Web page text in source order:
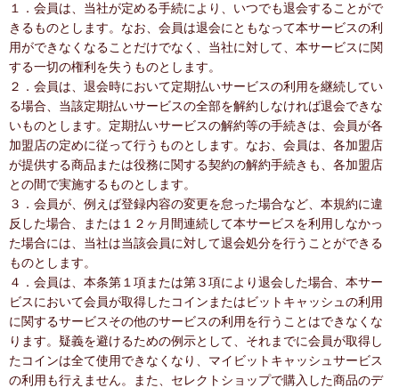
１．会員は、当社が定める手続により、いつでも退会することがで
きるものとします。なお、会員は退会にともなって本サービスの利
用ができなくなることだけでなく、当社に対して、本サービスに関
する一切の権利を失うものとします。
２．会員は、退会時において定期払いサービスの利用を継続してい
る場合、当該定期払いサービスの全部を解約しなければ退会できな
いものとします。定期払いサービスの解約等の手続きは、会員が各
加盟店の定めに従って行うものとします。なお、会員は、各加盟店
が提供する商品または役務に関する契約の解約手続きも、各加盟店
との間で実施するものとします。
３．会員が、例えば登録内容の変更を怠った場合など、本規約に違
反した場合、または１２ヶ月間連続して本サービスを利用しなかっ
た場合には、当社は当該会員に対して退会処分を行うことができる
ものとします。
４．会員は、本条第１項または第３項により退会した場合、本サー
ビスにおいて会員が取得したコインまたはビットキャッシュの利用
に関するサービスその他のサービスの利用を行うことはできなくな
ります。疑義を避けるための例示として、それまでに会員が取得し
たコインは全て使用できなくなり、マイビットキャッシュサービス
の利用も行えません。また、セレクトショップで購入した商品のデ